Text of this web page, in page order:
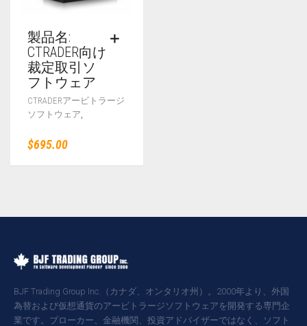
製品名:
CTRADER向け
裁定取引ソ
フトウェア
CTRADERアービトラージ
ソフトウェア
$695.00
BJF Trading Group Inc.（カナダ、オンタリオ州）。2000年より、外国
為替および仮想通貨のアービトラージソフトウェアを開発する専門企
業です。ブローカー、金融機関、投資アドバイザーではなく、ソフト